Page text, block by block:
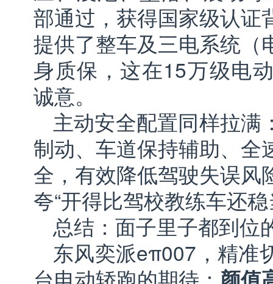
部通过，获得国家级认证
提供了整车及三电系统（
身质保，这在15万级电
诚意。
主动安全配置同样拉满
制动、车道保持辅助、全
全，有效降低驾驶失误风
夸“开得比驾校教练车还稳
总结：面子里子都到位
东风奕派eπ007，精准